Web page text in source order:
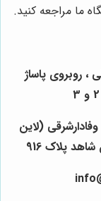
ما مراجعه کنید.
، روبروی پاساژ
(لاین
پلاک 916